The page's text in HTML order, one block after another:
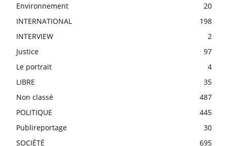
Environnement
20
INTERNATIONAL
198
INTERVIEW
2
Justice
97
Le portrait
4
LIBRE
35
Non classé
487
POLITIQUE
445
Publireportage
30
SOCIÉTÉ
695